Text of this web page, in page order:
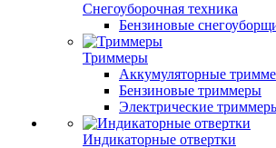
Снегоуборочная техника
Бензиновые
Триммеры
Аккумуляторные
Бензиновые триммеры
Электрические
Индикаторные отвертки